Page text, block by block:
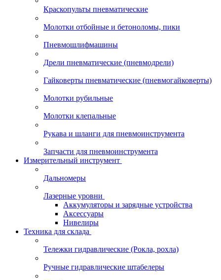
Краскопульты пневматические
Молотки отбойные и бетоноломы, пики
Пневмошлифмашины
Дрели пневматические (пневмодрели)
Гайковерты пневматические (пневмогайковерты)
Молотки рубильные
Молотки клепальные
Рукава и шланги для пневмоинструмента
Запчасти для пневмоинструмента
Измерительный инструмент
Дальномеры
Лазерные уровни
Аккумуляторы и зарядные устройства
Аксессуары
Нивелиры
Техника для склада
Тележки гидравлические (Рокла, рохла)
Ручные гидравлические штабелеры